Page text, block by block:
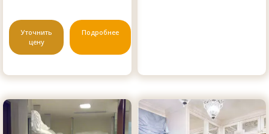
Уточнить
цену
Подробнее